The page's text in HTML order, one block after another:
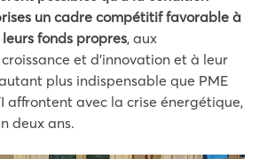
un cadre compétitif favorable à
fonds propres, aux
et d’innovation et à leur
plus indispensable que PME
affrontent avec la crise énergétique,
deux ans.